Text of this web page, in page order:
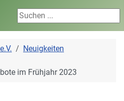
Suchen ...
Neuigkeiten
im Frühjahr 2023